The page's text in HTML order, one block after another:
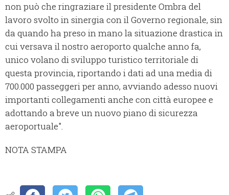
non può che ringraziare il presidente Ombra del
lavoro svolto in sinergia con il Governo regionale, sin
da quando ha preso in mano la situazione drastica in
cui versava il nostro aeroporto qualche anno fa,
unico volano di sviluppo turistico territoriale di
questa provincia, riportando i dati ad una media di
700.000 passeggeri per anno, avviando adesso nuovi
importanti collegamenti anche con città europee e
adottando a breve un nuovo piano di sicurezza
aeroportuale".
NOTA STAMPA